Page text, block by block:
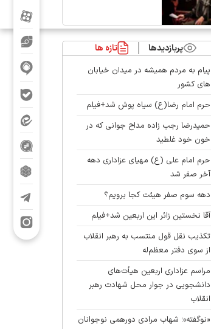
پربازدیدها تازه ها
پیام به مردم همیشه در میدان خیابان
های کشور
حرم امام رضا(ع) سیاه پوش شد+فیلم
حمیدرضا رجب زاده مداح جوانی که در
خون خود غلطید
حرم امام علی (ع) مهیای عزاداری دهه
آخر صفر شد
دهه سوم صفر هیئت کجا برویم؟
آقا نخستین زائر این اربعین شد+فیلم
تکذیب نقل قول منتسب به رهبر انقلاب
از سوی دفتر معظم‌له
مراسم عزاداری اربعین هیأت‌های
دانشجویی در جوار محل شهادت رهبر
انقلاب
«نوگفته»؛ شهاب مرادی دورهمی نوجوانان